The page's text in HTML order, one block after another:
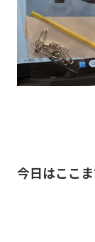
今日はここ